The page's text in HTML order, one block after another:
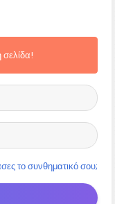
σελίδα!
το συνθηματικό σου;